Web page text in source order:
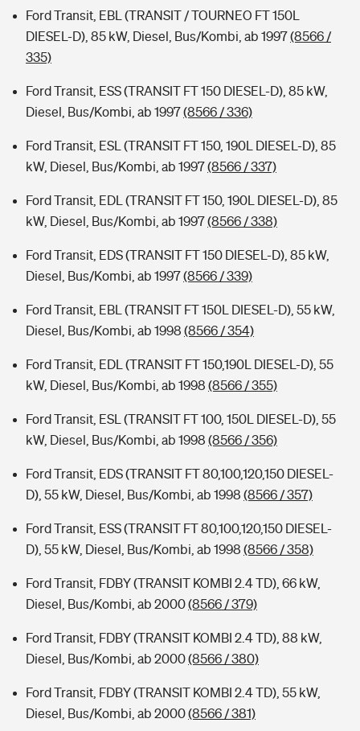
Ford Transit, EBL (TRANSIT / TOURNEO FT 150L
DIESEL-D), 85 kW, Diesel, Bus/Kombi, ab 1997(8566 /
335)
Ford Transit, ESS (TRANSIT FT 150 DIESEL-D), 85 kW,
Diesel, Bus/Kombi, ab 1997(8566 / 336)
Ford Transit, ESL (TRANSIT FT 150, 190L DIESEL-D), 85
kW, Diesel, Bus/Kombi, ab 1997(8566 / 337)
Ford Transit, EDL (TRANSIT FT 150, 190L DIESEL-D), 85
kW, Diesel, Bus/Kombi, ab 1997(8566 / 338)
Ford Transit, EDS (TRANSIT FT 150 DIESEL-D), 85 kW,
Diesel, Bus/Kombi, ab 1997(8566 / 339)
Ford Transit, EBL (TRANSIT FT 150L DIESEL-D), 55 kW,
Diesel, Bus/Kombi, ab 1998 (8566 / 354)
Ford Transit, EDL (TRANSIT FT 150,190L DIESEL-D), 55
kW, Diesel, Bus/Kombi, ab 1998 (8566 / 355)
Ford Transit, ESL (TRANSIT FT 100, 150L DIESEL-D), 55
kW, Diesel, Bus/Kombi, ab 1998 (8566 / 356)
Ford Transit, EDS (TRANSIT FT 80,100,120,150 DIESEL-
D), 55 kW, Diesel, Bus/Kombi, ab 1998 (8566 / 357)
Ford Transit, ESS (TRANSIT FT 80,100,120,150 DIESEL-
D), 55 kW, Diesel, Bus/Kombi, ab 1998 (8566 / 358)
Ford Transit, FDBY (TRANSIT KOMBI 2.4 TD), 66 kW,
Diesel, Bus/Kombi, ab 2000(8566 / 379)
Ford Transit, FDBY (TRANSIT KOMBI 2.4 TD), 88 kW,
Diesel, Bus/Kombi, ab 2000(8566 / 380)
Ford Transit, FDBY (TRANSIT KOMBI 2.4 TD), 55 kW,
Diesel, Bus/Kombi, ab 2000(8566 / 381)